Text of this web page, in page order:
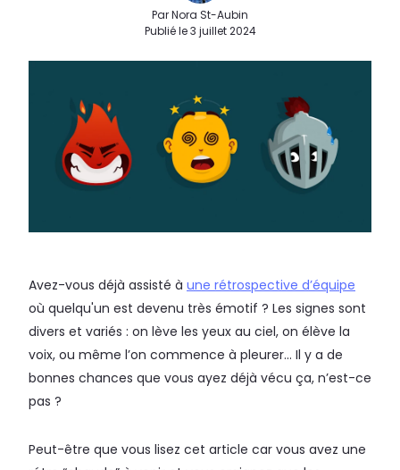
Par Nora St-Aubin
Publié le 3 juillet 2024
Avez-vous déjà assisté à une rétrospective d’équipe
où quelqu'un est devenu très émotif ? Les signes sont
divers et variés : on lève les yeux au ciel, on élève la
voix, ou même l’on commence à pleurer… Il y a de
bonnes chances que vous ayez déjà vécu ça, n’est-ce
pas ?
Peut-être que vous lisez cet article car vous avez une